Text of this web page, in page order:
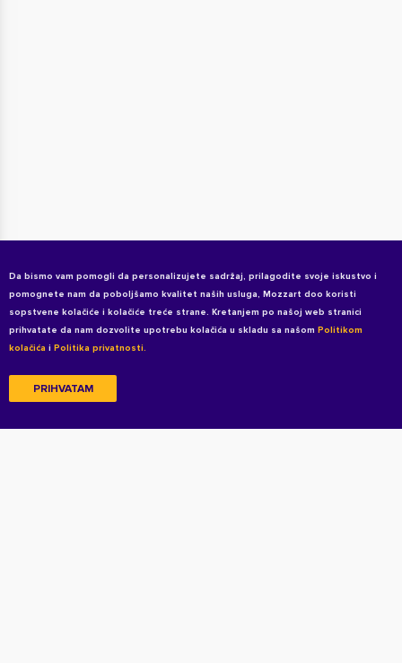
Da bismo vam pomogli da personalizujete sadržaj, prilagodite svoje iskustvo i
pomognete nam da poboljšamo kvalitet naših usluga, Mozzart doo koristi
sopstvene kolačiće i kolačiće treće strane. Kretanjem po našoj web stranici
prihvatate da nam dozvolite upotrebu kolačića u skladu sa našom Politikom
kolačića i Politika privatnosti.
PRIHVATAM